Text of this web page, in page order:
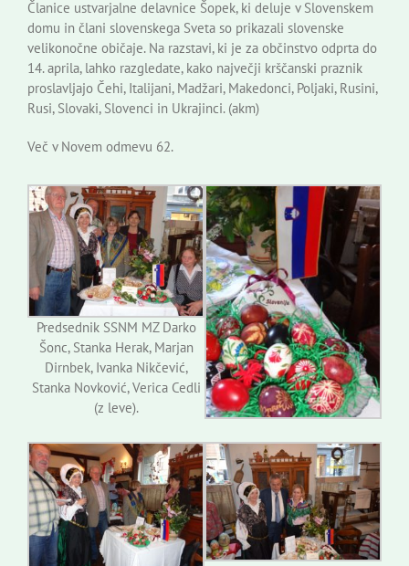
Članice ustvarjalne delavnice Šopek, ki deluje v Slovenskem
domu in člani slovenskega Sveta so prikazali slovenske
velikonočne običaje. Na razstavi, ki je za občinstvo odprta do
14. aprila, lahko razgledate, kako največji krščanski praznik
proslavljajo Čehi, Italijani, Madžari, Makedonci, Poljaki, Rusini,
Rusi, Slovaki, Slovenci in Ukrajinci. (akm)
Več v Novem odmevu 62.
Predsednik SSNM MZ Darko
Šonc, Stanka Herak, Marjan
Dirnbek, Ivanka Nikčević,
Stanka Novković, Verica Cedli
(z leve).